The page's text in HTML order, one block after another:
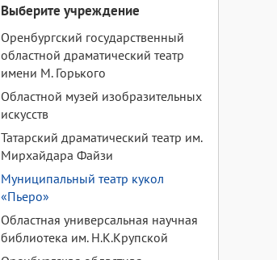
Выберите учреждение
Оренбургский государственный
областной драматический театр
имени М. Горького
Областной музей изобразительных
искусств
Татарский драматический театр им.
Мирхайдара Файзи
Муниципальный театр кукол
«Пьеро»
Областная универсальная научная
библиотека им. Н.К.Крупской